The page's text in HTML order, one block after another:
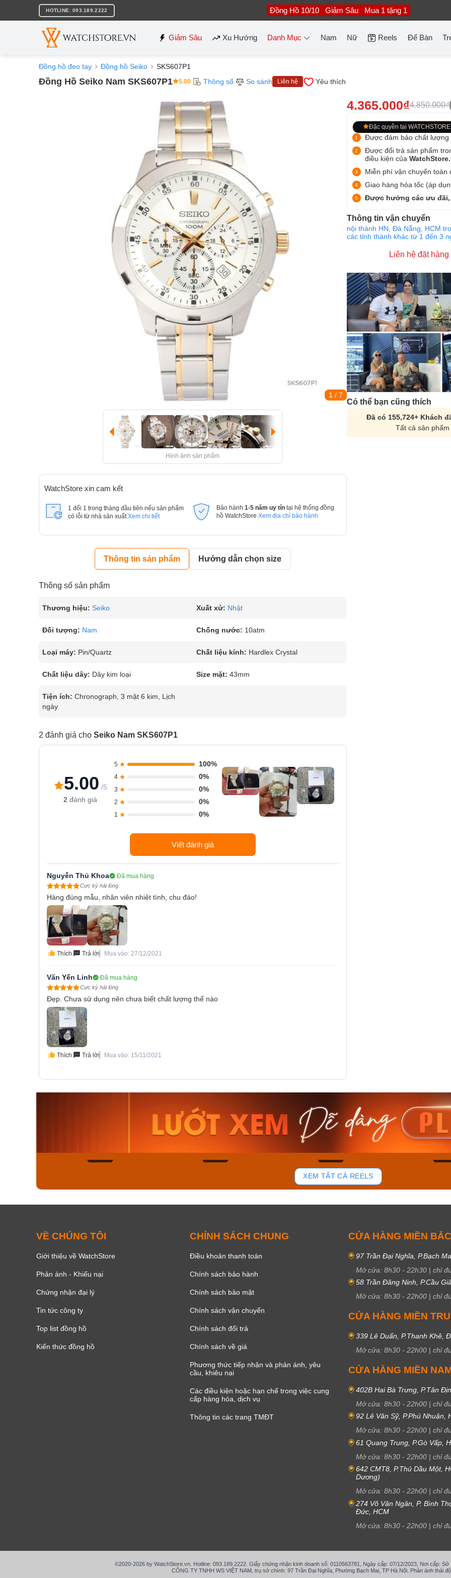
nội
HOTLINE: 093.189.2222 Đồng Hồ 10/10 Giảm Sâu Mua 1 tặng 1
Giảm Sâu Xu Hướng Danh Mục Nam Nữ Reels Để Bàn
Đồng hồ đeo tay Đồng hồ Seiko SKS607P1
Đồng Hồ Seiko Nam SKS607P1 5.00 Thông số So sánh Liên hệ Yêu thích
1 / 7
Hình ảnh sản phẩm
WatchStore xin cam kết
1 đổi 1 trong tháng đầu tiên nếu sản phẩm
có lỗi từ nhà sản xuất. Xem chi tiết
Bảo hành 1-5 năm uy tín tại hệ thống đồng
hồ WatchStore Xem địa chỉ bảo hành
Thông tin sản phẩm Hướng dẫn chọn size
Thông số sản phẩm
Thương hiệu: Seiko Xuất xứ: Nhật
Đối tượng: Nam Chống nước: 10atm
Loại máy: Pin/Quartz Chất liệu kính: Hardlex Crystal
Chất liệu dây: Dây kim loại Size mặt: 43mm
Tiện ích: Chronograph, 3 mặt 6 kim, Lịch
ngày
2 đánh giá cho Seiko Nam SKS607P1
5.00 /5
2 đánh giá
5 100%
4 0%
3 0%
2 0%
1 0%
Viết đánh giá
Nguyễn Thủ Khoa Đã mua hàng
Cực kỳ hài lòng
Hàng đúng mẫu, nhân viên nhiệt tình, chu đáo!
Thích Trả lời Mua vào: 27/12/2021
Văn Yến Linh Đã mua hàng
Cực kỳ hài lòng
Đẹp. Chưa sử dụng nên chưa biết chất lượng thế nào
Thích Trả lời Mua vào: 15/11/2021
4.365.000₫4.850.000₫
Đặc quyền tại WATCHSTORE
Được đảm bảo chất lượng
Được đổi trả sản phẩm
điều kiện của
Miễn phí vận chuyển toàn
Giao hàng hỏa tốc (áp
Được hưởng các ưu đãi,
Thông tin vận chuyển
nội thành HN, Đà Nẵng, HCM
các tỉnh thành khác từ 1 đến 3
Liên hệ đặt hàng
Có thể bạn cũng thích
Đã có 155,724+ Khách
Tất cả sản
Casio Nam MTS-
115D-1AVDF
2.823.000₫
2.399.550₫
Mua ngay
43
Casio Nam MTS-
RS100L-1AVDF
4.276.000₫
3.634.600₫
Casio
230EL-
Mua
XEM TẤT CẢ REELS
VỀ CHÚNG TÔI
Giới thiệu về WatchStore
Phản ánh - Khiếu nại
Chứng nhận đại lý
Tin tức công ty
Top list đồng hồ
Kiến thức đồng hồ
CHÍNH SÁCH CHUNG
Điều khoản thanh toán
Chính sách bảo hành
Chính sách bảo mật
Chính sách vận chuyển
Chính sách đổi trả
Chính sách về giá
Phương thức tiếp nhận và phản ánh, yêu
cầu, khiêu nại
Các điều kiện hoặc hạn chế trong việc cung
cấp hàng hóa, dịch vụ
Thông tin các trang TMĐT
CỬA HÀNG MIỀN BẮC
97 Trần Đại Nghĩa, P.Bạch
Mở cửa: 8h30 - 22h30 | chỉ
58 Trần Đăng Ninh, P.Cầu
Mở cửa: 8h30 - 22h00 | chỉ
CỬA HÀNG MIỀN
339 Lê Duẩn, P.Thanh Khê,
Mở cửa: 8h30 - 22h00 | chỉ
CỬA HÀNG MIỀN
402B Hai Bà Trưng, P.Tân
Mở cửa: 8h30 - 22h00 | chỉ
92 Lê Văn Sỹ, P.Phú Nhuận,
Mở cửa: 8h30 - 22h00 | chỉ
61 Quang Trung, P.Gò Vấp,
Mở cửa: 8h30 - 22h00 | chỉ
642 CMT8, P.Thủ Dầu Một,
Dương)
Mở cửa: 8h30 - 22h00 | chỉ
274 Võ Văn Ngân, P. Bình
Đức, HCM
Mở cửa: 8h30 - 22h00 | chỉ
©2020-2026 by WatchStore.vn. Hotline: 093.189.2222. Giấy chứng nhận kinh doanh số: 0110563781, Ngày cấp: 07/12/2023, Nơi cấp:
CÔNG TY TNHH WS VIỆT NAM, trụ sở chính: 97 Trần Đại Nghĩa, Phường Bạch Mai, TP Hà Nội. Phản ánh thái